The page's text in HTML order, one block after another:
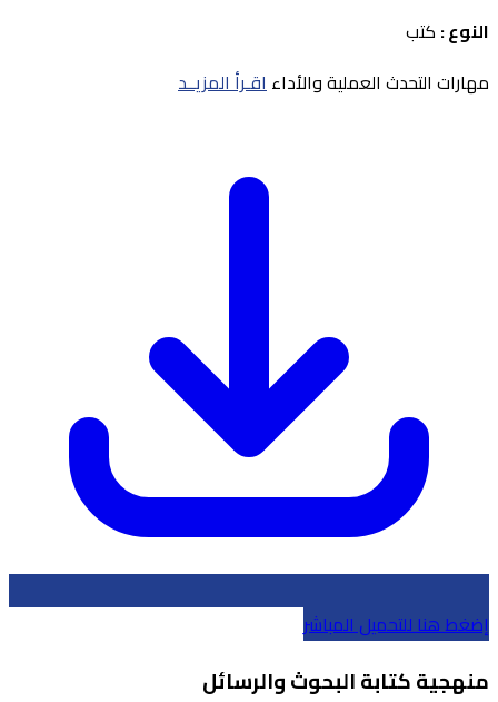
النوع : كتب
مهارات التحدث العملية والأداءاقـرأ المزيــد
إضغط هنا للتحميل المباشر
منهجية كتابة البحوث والرسائل